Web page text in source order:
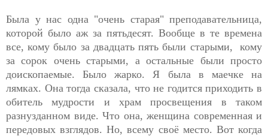
Была у нас одна "очень старая" преподавательница,
которой было аж за пятьдесят. Вообще в те времена
все, кому было за двадцать пять были старыми, кому
за сорок очень старыми, а остальные были просто
доископаемые. Было жарко. Я была в маечке на
лямках. Она тогда сказала, что не годится приходить в
обитель мудрости и храм просвещения в таком
разнузданном виде. Что она, женщина современная и
передовых взглядов. Но, всему своё место. Вот когда